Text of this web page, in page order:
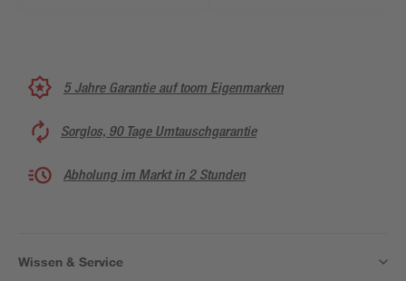
5 Jahre Garantie auf toom Eigenmarken
Sorglos, 90 Tage Umtauschgarantie
Abholung im Markt in 2 Stunden
Wissen & Service